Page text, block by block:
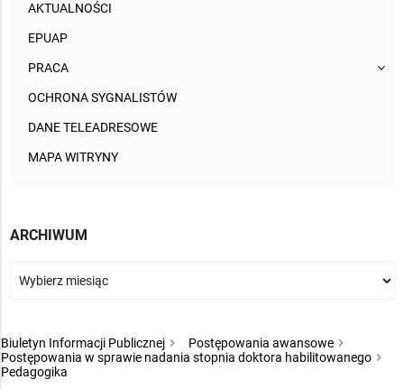
AKTUALNOŚCI
EPUAP
PRACA
OCHRONA SYGNALISTÓW
DANE TELEADRESOWE
MAPA WITRYNY
ARCHIWUM
Biuletyn Informacji Publicznej
Postępowania awansowe
Postępowania w sprawie nadania stopnia doktora habilitowanego
Pedagogika